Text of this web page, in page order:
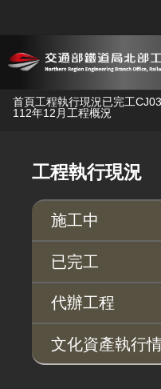
跳到主要內容
首頁工程執行現況已完工
112年12月工程概況
工程執行現況
施工中
已完工
代辦工程
文化資產執行